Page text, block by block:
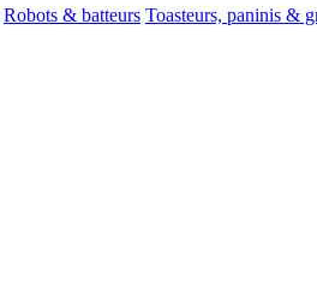
Robots & batteurs Toasteurs, paninis &